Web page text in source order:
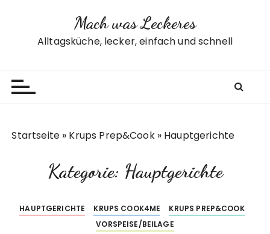
Mach was Leckeres
Alltagsküche, lecker, einfach und schnell
Startseite » Krups Prep&Cook» Hauptgerichte
Kategorie: Hauptgerichte
HAUPTGERICHTE KRUPS COOK4ME
KRUPS PREP&COOK
VORSPEISE/BEILAGE